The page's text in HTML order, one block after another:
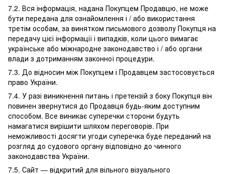
7.2. Вся інформація, надана Покупцем Продавцю, не може
бути передана для ознайомлення і / або використання
третім особам, за винятком письмового дозволу Покупця на
передачу цієї інформації і випадків, коли цього вимагає
українське або міжнародне законодавство і / або органи
влади з дотриманням законної процедури.
7.3. До відносин між Покупцем і Продавцем застосовується
право України.
7.4. У разі виникнення питань і претензій з боку Покупця він
повинен звернутися до Продавця будь-яким доступним
способом. Все виникає суперечки сторони будуть
намагатися вирішити шляхом переговорів. При
неможливості досягти угоди суперечка буде переданий на
розгляд до судового органу відповідно до чинного
законодавства України.
7.5. Сайт — відкритий для вільного візуального